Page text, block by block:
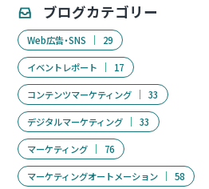
ブログカテゴリー
Web広告・SNS 29
イベントレポート 17
コンテンツマーケティング 33
デジタルマーケティング 33
マーケティング 76
マーケティングオートメーション 58